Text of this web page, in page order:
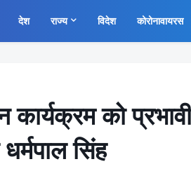
देश राज्य विदेश कोरोनावायरस
कार्यक्रम को
सिंह